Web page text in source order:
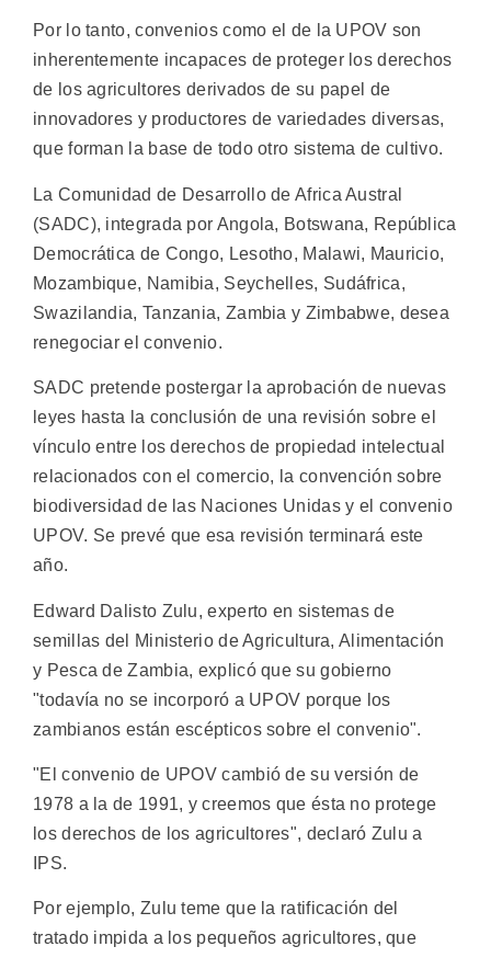
Por lo tanto, convenios como el de la UPOV son
inherentemente incapaces de proteger los derechos
de los agricultores derivados de su papel de
innovadores y productores de variedades diversas,
que forman la base de todo otro sistema de cultivo.
La Comunidad de Desarrollo de Africa Austral
(SADC), integrada por Angola, Botswana, República
Democrática de Congo, Lesotho, Malawi, Mauricio,
Mozambique, Namibia, Seychelles, Sudáfrica,
Swazilandia, Tanzania, Zambia y Zimbabwe, desea
renegociar el convenio.
SADC pretende postergar la aprobación de nuevas
leyes hasta la conclusión de una revisión sobre el
vínculo entre los derechos de propiedad intelectual
relacionados con el comercio, la convención sobre
biodiversidad de las Naciones Unidas y el convenio
UPOV. Se prevé que esa revisión terminará este
año.
Edward Dalisto Zulu, experto en sistemas de
semillas del Ministerio de Agricultura, Alimentación
y Pesca de Zambia, explicó que su gobierno
"todavía no se incorporó a UPOV porque los
zambianos están escépticos sobre el convenio".
"El convenio de UPOV cambió de su versión de
1978 a la de 1991, y creemos que ésta no protege
los derechos de los agricultores", declaró Zulu a
IPS.
Por ejemplo, Zulu teme que la ratificación del
tratado impida a los pequeños agricultores, que